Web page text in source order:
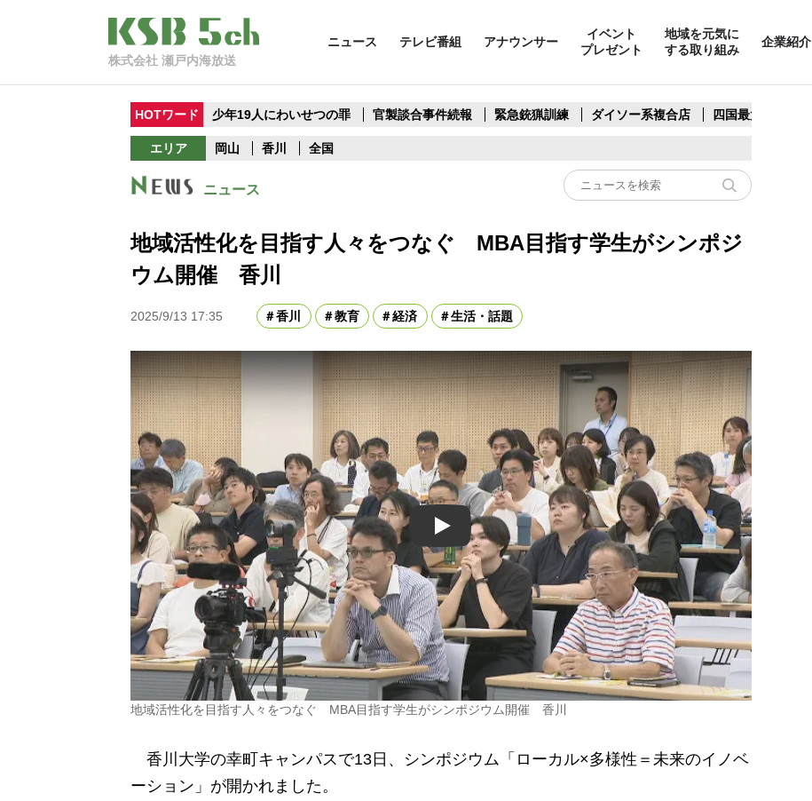
株式会社 瀬戸内海放送
ニュース テレビ番組 アナウンサー
イベント
プレゼント
地域を元気に
する取り組み
企業紹介
HOTワード 少年19人にわいせつの罪 官製談合事件続報 緊急銃猟訓練 ダイソー系複合店 四国最大スリコ
エリア 岡山 香川 全国
ニュース
地域活性化を目指す人々をつなぐ MBA目指す学生がシンポジ
ウム開催 香川
2025/9/13 17:35 香川 教育 経済 生活・話題
Play
地域活性化を目指す人々をつなぐ MBA目指す学生がシンポジウム開催 香川
香川大学の幸町キャンパスで13日、シンポジウム「ローカル×多様性＝未来のイノベ
ーション」が開かれました。